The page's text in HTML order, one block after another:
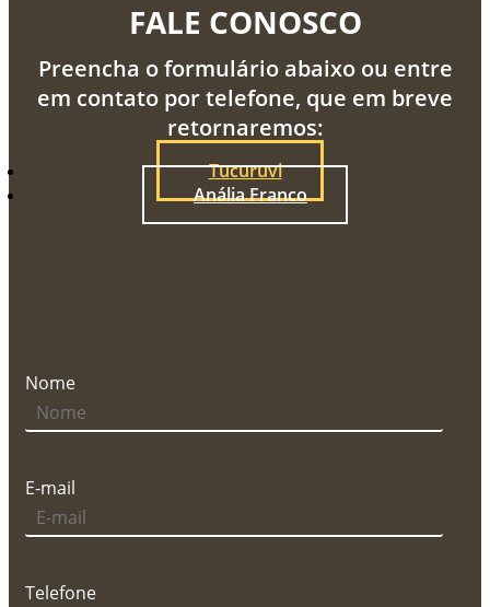
FALE CONOSCO
Preencha o formulário abaixo ou entre
em contato por telefone, que em breve
retornaremos:
Tucuruvi
Anália Franco
Nome
E-mail
Telefone